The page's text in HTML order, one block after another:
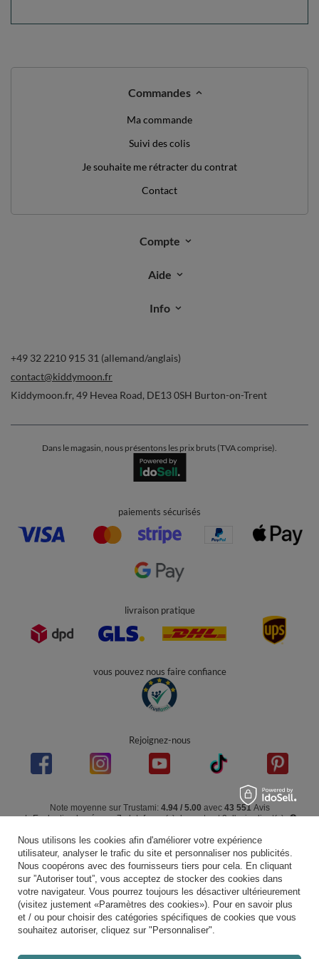
NOUS AVONS QUELQUE CHOSE POUR
10%
SUR VOTRE
*valeur minimum de commande: 40€
inscrivez-vous à notre newsletter et obtenez un code de
Adresse e-mail
Je souhaite recevoir des newsletters par e-mail. Je peux me
désabonner à tout moment. Les conditions d’utilisation se trouvent
Suivi des colis
Je souhaite me rétracter du contrat
Contact
Compte
Aide
+49 32 2210 915 31 (allemand/anglais)
49 Hevea Road ,DE13 0SH
livraison pratique
Nous utilisons les cookies afin d'améliorer votre expérience
utilisateur, analyser le trafic du site et personnaliser nos publicités.
Nous coopérons avec des fournisseurs tiers pour cela. En cliquant
sur ”Autoriser tout”, vous acceptez de stocker des cookies dans
votre navigateur. Vous pourrez toujours les désactiver ultérieurement
(visitez justement «Paramètres des cookies»). Pour en savoir plus
et / ou pour choisir des catégories spécifiques de cookies que vous
souhaitez autoriser, cliquez sur "Personnaliser".